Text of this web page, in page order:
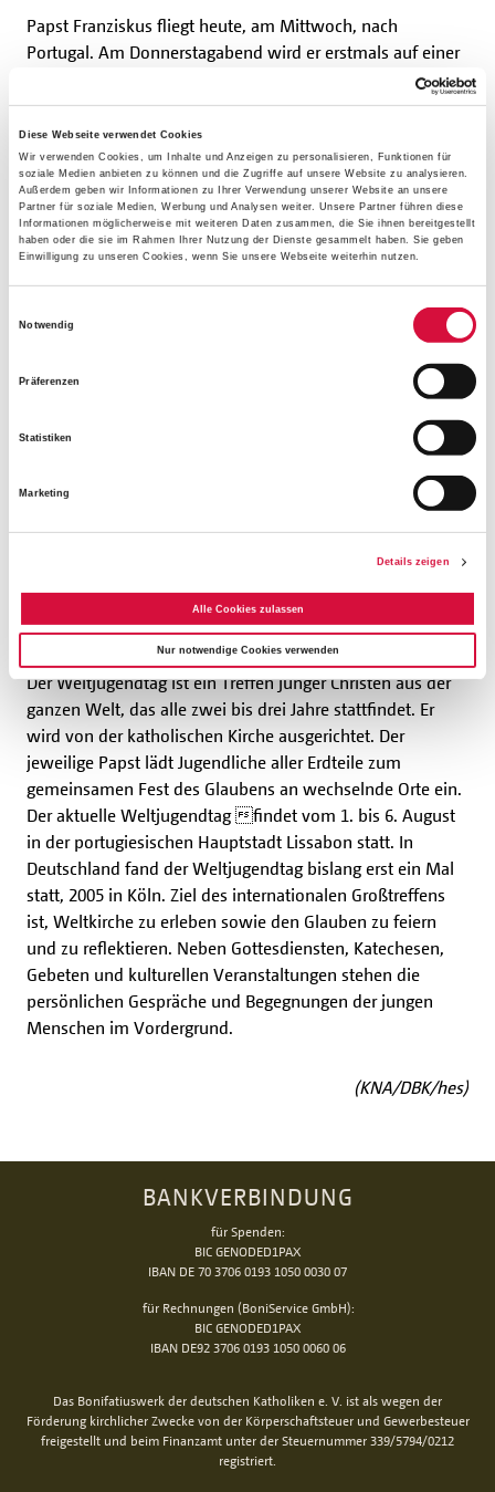
Diese Webseite verwendet Cookies
Wir verwenden Cookies, um Inhalte und Anzeigen zu personalisieren, Funktionen für
soziale Medien anbieten zu können und die Zugriffe auf unsere Website zu analysieren.
Außerdem geben wir Informationen zu Ihrer Verwendung unserer Website an unsere
Partner für soziale Medien, Werbung und Analysen weiter. Unsere Partner führen diese
Informationen möglicherweise mit weiteren Daten zusammen, die Sie ihnen bereitgestellt
haben oder die sie im Rahmen Ihrer Nutzung der Dienste gesammelt haben. Sie geben
Einwilligung zu unseren Cookies, wenn Sie unsere Webseite weiterhin nutzen.
Notwendig
Präferenzen
Statistiken
Marketing
Details zeigen
Alle Cookies zulassen
Nur notwendige Cookies verwenden
Papst Franziskus fliegt heute, am Mittwoch, nach
Portugal. Am Donnerstagabend wird er erstmals auf einer
Jugendliche sind bereits seit einer Woche in
verschiedenen Regionen Portugals zu Begegnungstagen
unterwegs, um in Gastfamilien den Alltag und die Kultur
des Gastlandes besser kennenzulernen. Zu den
Höhepunkten in Lissabon zählen die Gottesdienste am
Freitag- und Samstagabend, die der Papst leitet. Nach
einer großen Messe mit Franziskus endet am
Sonntagmorgen der Weltjugendtag.
Herz-Jesu-Gemeinde in Dresden. Ihre Anreise mit dem
Bus aus dem Bistum Dresden-Meißen dauerte 33 Stunden:
"Mich hat in den Tagen, in denen wir schon hier in
Portugal sein dürfen, diese automatische Gemeinschaft
fasziniert. Egal ob man sich kennt oder nicht, man gehörte
zusammen. Jeder war bereit, Gespräche zu führen und
neue Leute kennenzulernen."
Was ist der Weltjugendtag?
Der Weltjugendtag ist ein Treffen junger Christen aus der
ganzen Welt, das alle zwei bis drei Jahre stattfindet. Er
wird von der katholischen Kirche ausgerichtet. Der
jeweilige Papst lädt Jugendliche aller Erdteile zum
gemeinsamen Fest des Glaubens an wechselnde Orte ein.
Der aktuelle Weltjugendtag findet vom 1. bis 6. August
in der portugiesischen Hauptstadt Lissabon statt. In
Deutschland fand der Weltjugendtag bislang erst ein Mal
statt, 2005 in Köln. Ziel des internationalen Großtreffens
ist, Weltkirche zu erleben sowie den Glauben zu feiern
und zu reflektieren. Neben Gottesdiensten, Katechesen,
Gebeten und kulturellen Veranstaltungen stehen die
persönlichen Gespräche und Begegnungen der jungen
Menschen im Vordergrund.
(KNA/DBK/hes)
BANKVERBINDUNG
für Spenden:
BIC GENODED1PAX
IBAN DE 70 3706 0193 1050 0030 07
für Rechnungen (BoniService GmbH):
BIC GENODED1PAX
IBAN DE92 3706 0193 1050 0060 06
Das Bonifatiuswerk der deutschen Katholiken e. V. ist als wegen der
Förderung kirchlicher Zwecke von der Körperschaftsteuer und Gewerbesteuer
freigestellt und beim Finanzamt unter der Steuernummer 339/5794/0212
registriert.